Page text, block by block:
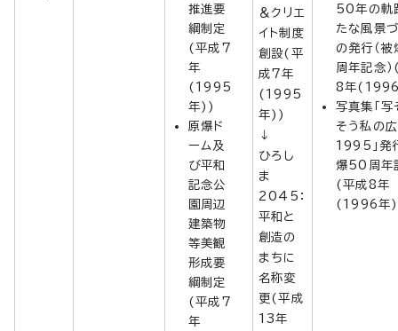
推進要
綱制定
(平成7
年
(1995
年))
原爆ド
ーム及
び平和
記念公
園周辺
建築物
等美観
形成要
綱制定
(平成7
年
＆クリエ
イト制度
創設(平
成7年
(1995
年))
↓
ひろし
ま
2045：
平和と
創造の
まちに
名称変
更(平成
13年
50年の軌
たな風景づ
の発行（
周年記念
8年
写真集「写
そう私の
1995」発
爆50周年
(平成8年
(1996年